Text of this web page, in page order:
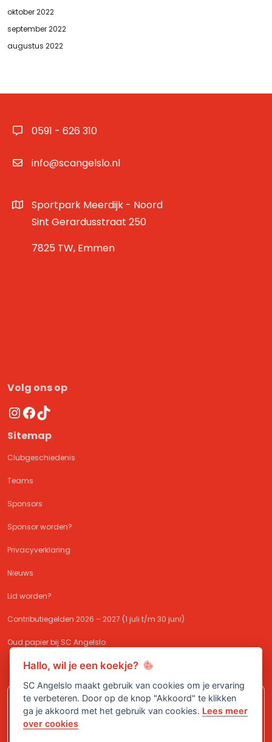
oktober 2022
september 2022
augustus 2022
0591 - 626 310
info@scangelslo.nl
Sportpark Meerdijk - Noord
Sint Gerardusstraat 250
7825 TW, Emmen
Volg ons op
Instagram
Facebook
TikTok
Sitemap
Clubgeschiedenis
Teams
Sponsors
Sponsor worden?
Privacyverklaring
Nieuws
Lid worden?
Contributiegelden 2026 – 2027 (1 juli t/m 30 juni)
Oud papier bij SC Angelslo
Meld je aan bijSC Angelslo en sluit je
Hallo, wil je een koekje?
SC Angelslo maakt gebruik van cookies om je ervaring
te verbeteren. Door op de knop "Akkoord" te klikken
ga je akkoord met het gebruik van cookies. Lees meer
over cookies